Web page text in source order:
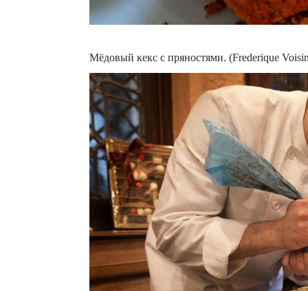
Мёдовый кекс с пряностями. (Frederique